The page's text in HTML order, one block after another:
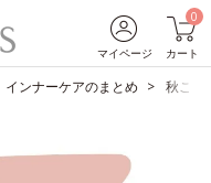
マイページ
0
カート
インナーケアのまとめ 秋こそ